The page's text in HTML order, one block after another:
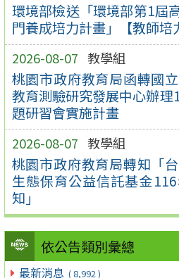
環境部檢送「環境部第1屆
門養成培力計畫」【教師
2026-08-07 教學組
桃園市政府教育局函轉國
教育測驗研究發展中心辦
題研習會實施計畫
2026-08-07 教學組
桃園市政府教育局轉知「
生態保育公益信託基金
知」
依公告類別彙總
最新消息 ( 8,992 )